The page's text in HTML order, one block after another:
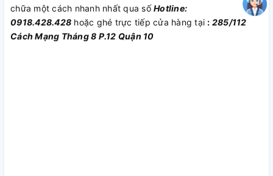
chữa một cách nhanh nhất qua sốHotline:
0918.428.428 hoặc ghé trực tiếp cửa hàng tại : 285/112
Cách Mạng Tháng 8 P.12 Quận 10